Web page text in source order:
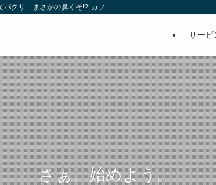
クリ…まさかの鼻くそ!? カフェでは、心温まる濃厚な話とク
サービ
さぁ、始めよう。